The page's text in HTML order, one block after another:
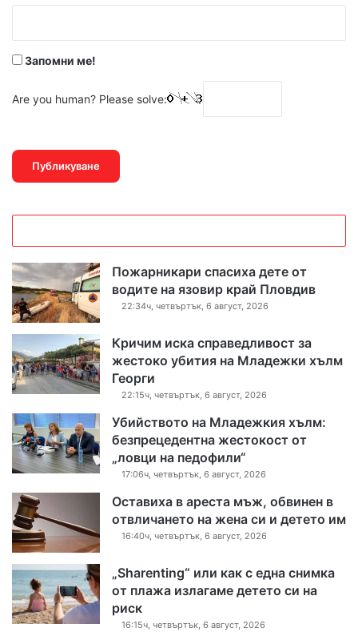
Запомни ме!
Are you human? Please solve:
Пожарникари спасиха дете от
водите на язовир край Пловдив
22:34ч, четвъртък, 6 август, 2026
Кричим иска справедливост за
жестоко убития на Младежки хълм
Георги
22:15ч, четвъртък, 6 август, 2026
Убийството на Младежкия хълм:
безпрецедентна жестокост от
„ловци на педофили“
17:06ч, четвъртък, 6 август, 2026
Оставиха в ареста мъж, обвинен в
отвличането на жена си и детето им
16:40ч, четвъртък, 6 август, 2026
„Sharenting“ или как с една снимка
от плажа излагаме детето си на
риск
16:15ч, четвъртък, 6 август, 2026